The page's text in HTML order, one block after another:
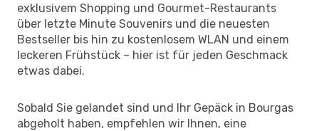
exklusivem Shopping und Gourmet-Restaurants
über letzte Minute Souvenirs und die neuesten
Bestseller bis hin zu kostenlosem WLAN und einem
leckeren Frühstück – hier ist für jeden Geschmack
etwas dabei.
Sobald Sie gelandet sind und Ihr Gepäck in Bourgas
abgeholt haben, empfehlen wir Ihnen, eine